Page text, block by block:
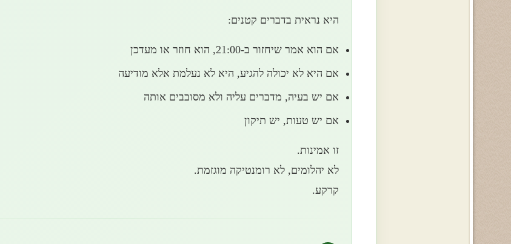
היא נראית בדברים קטנים:
אם הוא אמר שיחזור ב-21:00, הוא חוזר או מעדכן
אם היא לא יכולה להגיע, היא לא נעלמת אלא מודיעה
אם יש בעיה, מדברים עליה ולא מסובבים אותה
אם יש טעות, יש תיקון
זו אמינות.
לא יהלומים, לא רומנטיקה מוגזמת.
קרקע.